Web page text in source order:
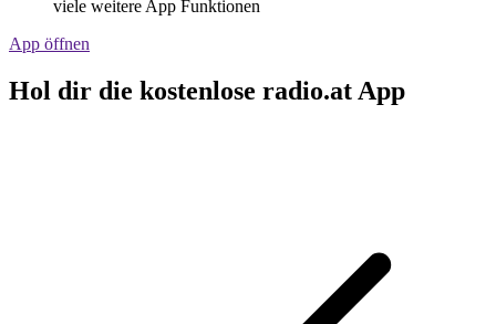
viele weitere App Funktionen
App öffnen
Hol dir die kostenlose radio.at App